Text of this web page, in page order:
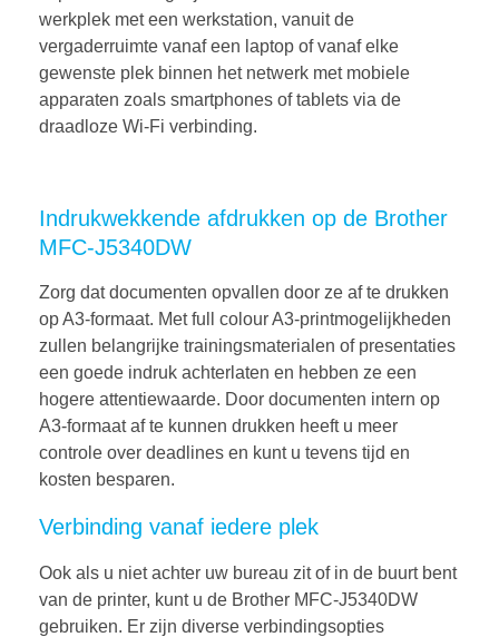
werkplek met een werkstation, vanuit de
vergaderruimte vanaf een laptop of vanaf elke
gewenste plek binnen het netwerk met mobiele
apparaten zoals smartphones of tablets via de
draadloze Wi-Fi verbinding.
Indrukwekkende afdrukken op de Brother
MFC-J5340DW
Zorg dat documenten opvallen door ze af te drukken
op A3-formaat. Met full colour A3-printmogelijkheden
zullen belangrijke trainingsmaterialen of presentaties
een goede indruk achterlaten en hebben ze een
hogere attentiewaarde. Door documenten intern op
A3-formaat af te kunnen drukken heeft u meer
controle over deadlines en kunt u tevens tijd en
kosten besparen.
Verbinding vanaf iedere plek
Ook als u niet achter uw bureau zit of in de buurt bent
van de printer, kunt u de Brother MFC-J5340DW
gebruiken. Er zijn diverse verbindingsopties